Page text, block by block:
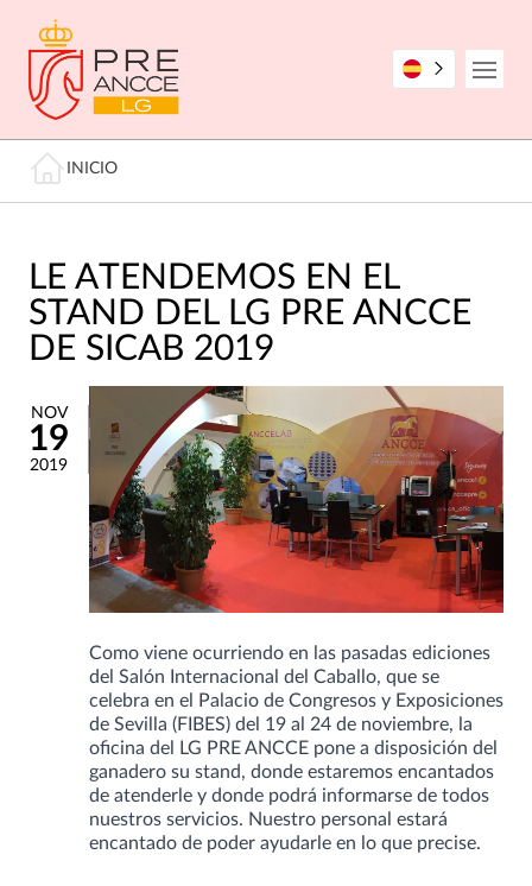
contenido
principal
Miga de pan
INICIO
LE ATENDEMOS EN EL
STAND DEL LG PRE ANCCE
DE SICAB 2019
NOV
19
2019
Como viene ocurriendo en las pasadas ediciones
del Salón Internacional del Caballo, que se
celebra en el Palacio de Congresos y Exposiciones
de Sevilla (FIBES) del 19 al 24 de noviembre, la
oficina del LG PRE ANCCE pone a disposición del
ganadero su stand, donde estaremos encantados
de atenderle y donde podrá informarse de todos
nuestros servicios. Nuestro personal estará
encantado de poder ayudarle en lo que precise.